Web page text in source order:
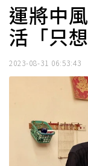
運將中
活「只
2023-08-31 06:53:43